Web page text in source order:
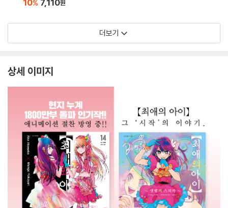
10% 7,110원
더보기
상세 이미지